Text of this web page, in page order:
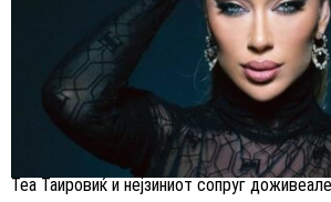
Теа Таировиќ и нејзиниот сопруг